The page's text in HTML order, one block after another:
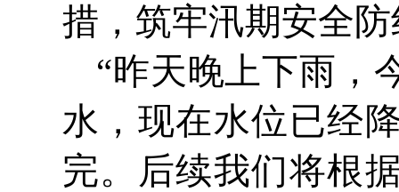
措，筑牢汛期安全
“昨天晚上下雨，
水，现在水位已经
完。后续我们将根